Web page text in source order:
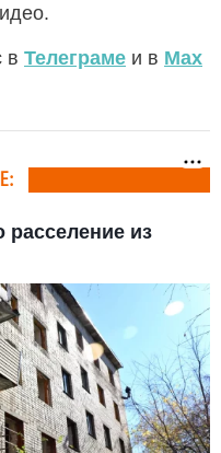
в Телеграме и в Max
расселение из